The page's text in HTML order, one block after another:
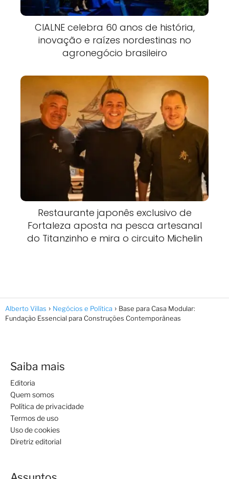
CIALNE celebra 60 anos de história,
inovação e raízes nordestinas no
agronegócio brasileiro
Restaurante japonês exclusivo de
Fortaleza aposta na pesca artesanal
do Titanzinho e mira o circuito Michelin
Alberto Villas Negócios e Política
Base para Casa Modular:
Fundação Essencial para Construções Contemporâneas
Saiba mais
Editoria
Quem somos
Política de privacidade
Termos de uso
Uso de cookies
Diretriz editorial